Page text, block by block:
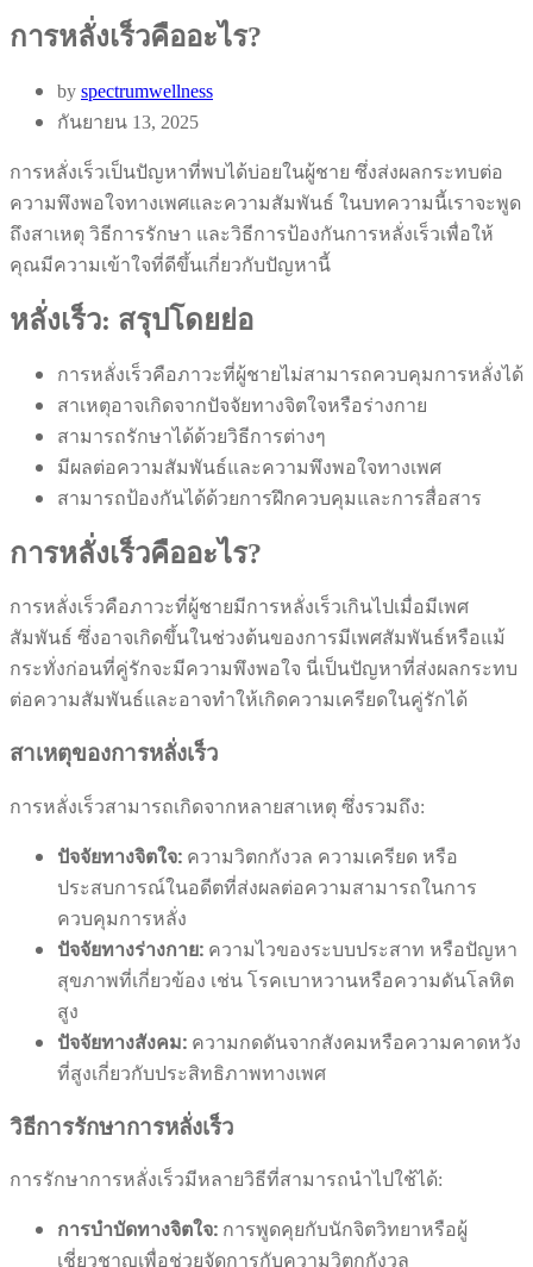
การหลั่งเร็วคืออะไร?
by spectrumwellness
กันยายน 13, 2025
การหลั่งเร็วเป็นปัญหาที่พบได้บ่อยในผู้ชาย ซึ่งส่งผลกระทบต่อ
ความพึงพอใจทางเพศและความสัมพันธ์ ในบทความนี้เราจะพูด
ถึงสาเหตุ วิธีการรักษา และวิธีการป้องกันการหลั่งเร็วเพื่อให้
คุณมีความเข้าใจที่ดีขึ้นเกี่ยวกับปัญหานี้
หลั่งเร็ว: สรุปโดยย่อ
การหลั่งเร็วคือภาวะที่ผู้ชายไม่สามารถควบคุมการหลั่งได้
สาเหตุอาจเกิดจากปัจจัยทางจิตใจหรือร่างกาย
สามารถรักษาได้ด้วยวิธีการต่างๆ
มีผลต่อความสัมพันธ์และความพึงพอใจทางเพศ
สามารถป้องกันได้ด้วยการฝึกควบคุมและการสื่อสาร
การหลั่งเร็วคืออะไร?
การหลั่งเร็วคือภาวะที่ผู้ชายมีการหลั่งเร็วเกินไปเมื่อมีเพศ
สัมพันธ์ ซึ่งอาจเกิดขึ้นในช่วงต้นของการมีเพศสัมพันธ์หรือแม้
กระทั่งก่อนที่คู่รักจะมีความพึงพอใจ นี่เป็นปัญหาที่ส่งผลกระทบ
ต่อความสัมพันธ์และอาจทำให้เกิดความเครียดในคู่รักได้
สาเหตุของการหลั่งเร็ว
การหลั่งเร็วสามารถเกิดจากหลายสาเหตุ ซึ่งรวมถึง:
ปัจจัยทางจิตใจ: ความวิตกกังวล ความเครียด หรือ
ประสบการณ์ในอดีตที่ส่งผลต่อความสามารถในการ
ควบคุมการหลั่ง
ปัจจัยทางร่างกาย: ความไวของระบบประสาท หรือปัญหา
สุขภาพที่เกี่ยวข้อง เช่น โรคเบาหวานหรือความดันโลหิต
สูง
ปัจจัยทางสังคม: ความกดดันจากสังคมหรือความคาดหวัง
ที่สูงเกี่ยวกับประสิทธิภาพทางเพศ
วิธีการรักษาการหลั่งเร็ว
การรักษาการหลั่งเร็วมีหลายวิธีที่สามารถนำไปใช้ได้:
การบำบัดทางจิตใจ: การพูดคุยกับนักจิตวิทยาหรือผู้
เชี่ยวชาญเพื่อช่วยจัดการกับความวิตกกังวล